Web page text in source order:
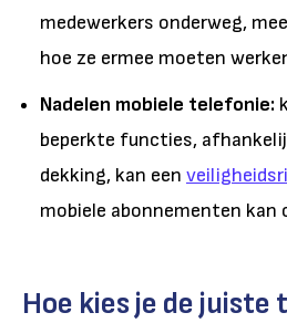
medewerkers onderweg,
hoe ze ermee moeten
Nadelen mobiele telefonie:
beperkte functies,
dekking, kan een
mobiele abonnementen kan
Hoe kies je de